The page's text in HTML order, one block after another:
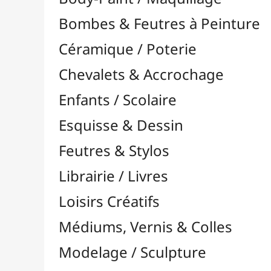
Feutres & Stylos
Librairie / Livres
Loisirs Créatifs
Médiums, Vernis & Colles
Modelage / Sculpture
Peintures / Couleurs
Accessoires
Colour Shapers
Couteaux à Peindre
Éponges
Lampes UV
Mannequins
Nettoyage / Savons